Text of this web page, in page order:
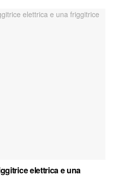
elettrica e una